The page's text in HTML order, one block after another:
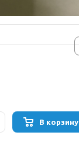
В корзину